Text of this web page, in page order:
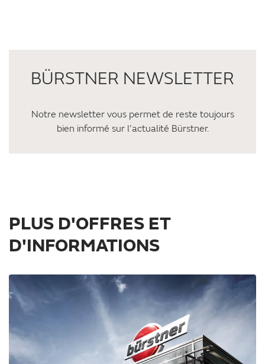
BÜRSTNER NEWSLETTER
Notre newsletter vous permet de reste toujours
bien informé sur l’actualité Bürstner.
PLUS D'OFFRES ET
D'INFORMATIONS